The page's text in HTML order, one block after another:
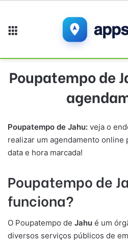
Poupatempo de
Poupatempo de Jahu: veja o
realizar um agendamento online
data e hora marcada!
Poupatempo de
funciona?
O Poupatempo de Jahu é um
diversos serviços públicos de